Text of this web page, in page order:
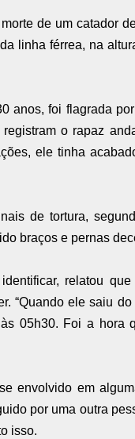
de um catador
linha férrea, na
anos, foi flagrada
o rapaz
ele tinha
de tortura,
braços e pernas
relatou
“Quando ele saiu
05h30. Foi a hora
envolvido em
por uma outra
isso.